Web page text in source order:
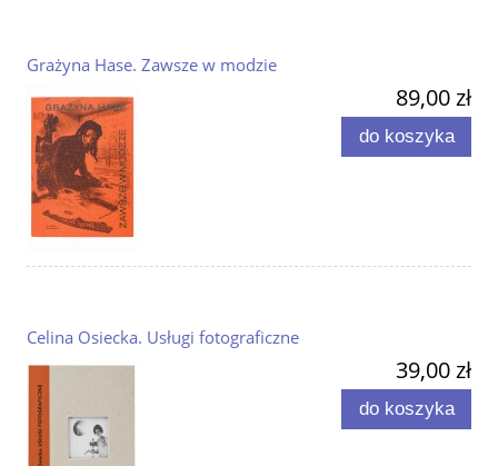
Grażyna Hase. Zawsze w modzie
89,00 zł
do koszyka
Celina Osiecka. Usługi fotograficzne
39,00 zł
do koszyka